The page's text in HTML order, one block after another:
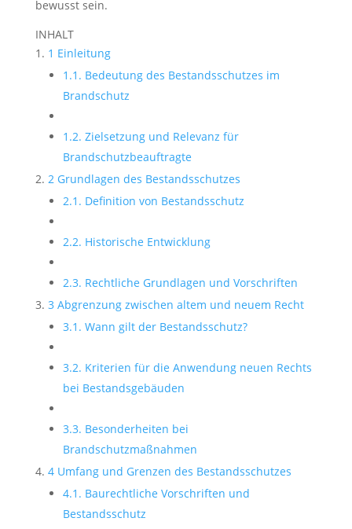
bewusst sein.
INHALT
1 Einleitung
1.1. Bedeutung des Bestandsschutzes im
Brandschutz
1.2. Zielsetzung und Relevanz für
Brandschutzbeauftragte
2 Grundlagen des Bestandsschutzes
2.1. Definition von Bestandsschutz
2.2. Historische Entwicklung
2.3. Rechtliche Grundlagen und Vorschriften
3 Abgrenzung zwischen altem und neuem Recht
3.1. Wann gilt der Bestandsschutz?
3.2. Kriterien für die Anwendung neuen Rechts
bei Bestandsgebäuden
3.3. Besonderheiten bei
Brandschutzmaßnahmen
4 Umfang und Grenzen des Bestandsschutzes
4.1. Baurechtliche Vorschriften und
Bestandsschutz